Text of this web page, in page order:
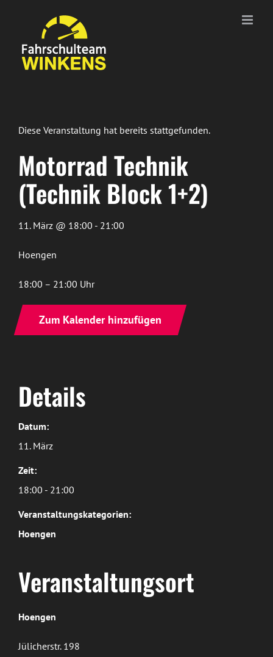
springen
Diese Veranstaltung hat bereits stattgefunden.
Motorrad Technik
(Technik Block 1+2)
11. März @ 18:00 - 21:00
Hoengen
18:00 – 21:00 Uhr
Zum Kalender hinzufügen
Details
Datum:
11. März
Zeit:
18:00 - 21:00
Veranstaltungskategorien:
Hoengen
Veranstaltungsort
Hoengen
Jülicherstr. 198